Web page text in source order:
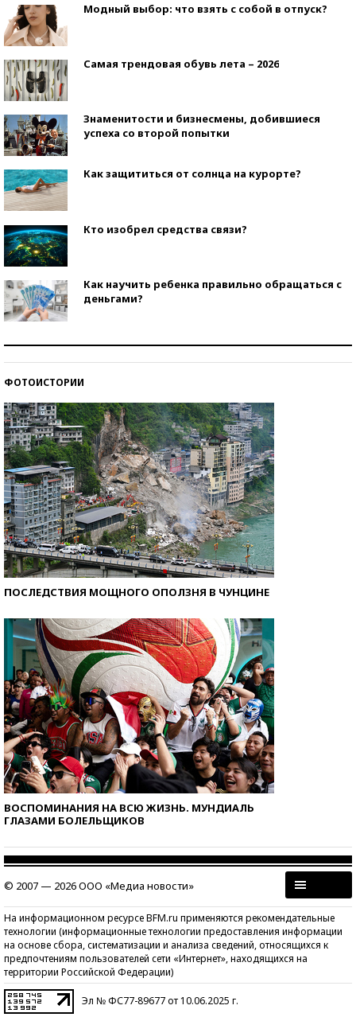
Модный выбор: что взять с собой в отпуск?
Самая трендовая обувь лета – 2026
Знаменитости и бизнесмены, добившиеся
успеха со второй попытки
Как защититься от солнца на курорте?
Кто изобрел средства связи?
Как научить ребенка правильно обращаться с
деньгами?
ФОТОИСТОРИИ
ПОСЛЕДСТВИЯ МОЩНОГО ОПОЛЗНЯ В ЧУНЦИНЕ
ВОСПОМИНАНИЯ НА ВСЮ ЖИЗНЬ. МУНДИАЛЬ
ГЛАЗАМИ БОЛЕЛЬЩИКОВ
© 2007 — 2026 ООО «Медиа новости»
На информационном ресурсе BFM.ru применяются рекомендательные
технологии (информационные технологии предоставления информации
на основе сбора, систематизации и анализа сведений, относящихся к
предпочтениям пользователей сети «Интернет», находящихся на
территории Российской Федерации)
Эл № ФС77-89677 от 10.06.2025 г.